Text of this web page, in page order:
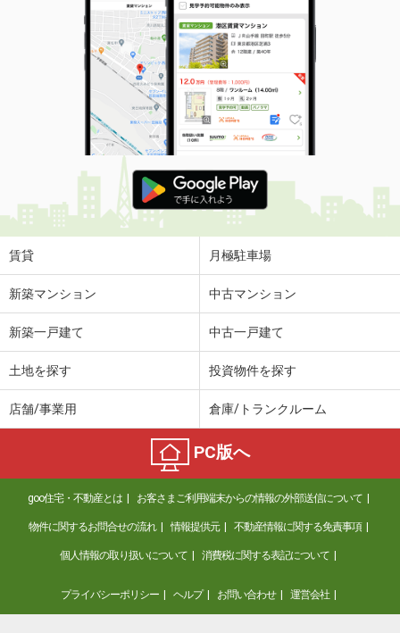
賃貸 月極駐車場
新築マンション 中古マンション
新築一戸建て 中古一戸建て
土地を探す 投資物件を探す
店舗/事業用 倉庫/トランクルーム
PC版へ
goo住宅・不動産とは お客さまご利用端末からの情報の外部送信について
物件に関するお問合せの流れ 情報提供元 不動産情報に関する免責事項
個人情報の取り扱いについて 消費税に関する表記について
プライバシーポリシー ヘルプ お問い合わせ 運営会社